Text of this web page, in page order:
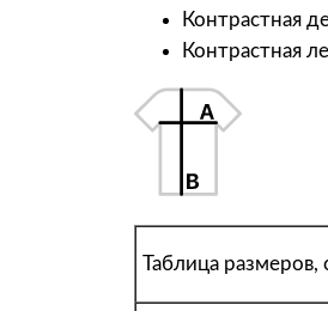
Контрастная
Контрастная
Таблица размеров,